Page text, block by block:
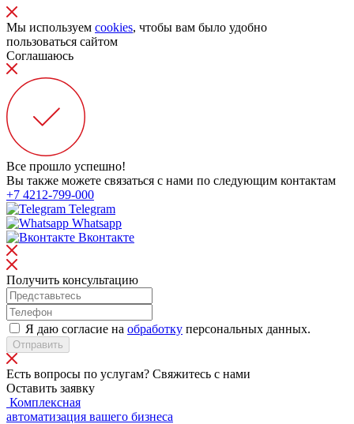
Мы используем cookies, чтобы вам было удобно
пользоваться сайтом
Соглашаюсь
Все прошло успешно!
Вы также можете связаться с нами по следующим контактам
+7 4212-799-000
Telegram
Whatsapp
Вконтакте
Получить консультацию
Я даю согласие на обработку персональных данных.
Отправить
Есть вопросы по услугам? Свяжитесь с нами
Оставить заявку
Комплексная
автоматизация вашего бизнеса